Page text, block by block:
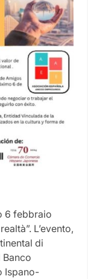
6 febbraio
L’evento,
di
Ispano-